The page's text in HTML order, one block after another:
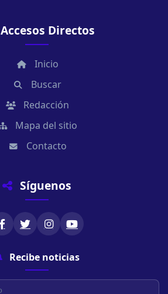
Accesos Directos
Inicio
Buscar
Redacción
Mapa del sitio
Contacto
Síguenos
Recibe noticias